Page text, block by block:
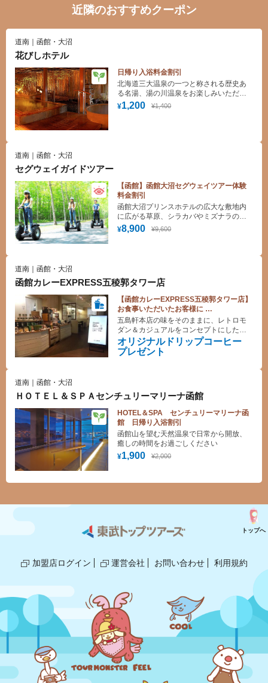
近隣のおすすめクーポン
道南｜函館・大沼
花びしホテル
日帰り入浴料金割引
¥1,200 ¥1,400
北海道三大温泉の一つと称される歴史あ
る名湯、湯の川温泉をお楽しみいただけ
ます
道南｜函館・大沼
セグウェイガイドツアー
【函館】函館大沼セグウェイツアー体験
料金割引
¥8,900 ¥9,600
函館大沼プリンスホテルの広大な敷地内
に広がる草原、シラカバやミズナラの林
を巡るセグウェイツアー。駒ヶ岳山麓の
自然を満喫しよう！
道南｜函館・大沼
函館カレーEXPRESS五稜郭タワー店
【函館カレーEXPRESS五稜郭タワー店】
お食事いただいたお客様に
オリジナルドリップコーヒープレゼント♪
オリジナルドリップコーヒー
プレゼント
五島軒本店の味をそのままに、レトロモ
ダン＆カジュアルをコンセプトにしたカ
レーレストラン！観光の合間にお楽しみ
ください！
道南｜函館・大沼
ＨＯＴＥＬ＆ＳＰＡセンチュリーマリーナ函館
HOTEL＆SPA センチュリーマリーナ函
館 日帰り入浴割引
¥1,900 ¥2,000
函館山を望む天然温泉で日常から開放、
癒しの時間をお過ごしください
加盟店ログイン 運営会社 お問い合わせ 利用規約
トップへ